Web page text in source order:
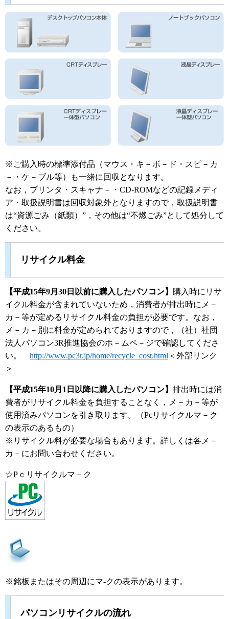
※ご購入時の標準添付品（マウス・キ－ボ－ド・スピ－カ
－・ケ－ブル等）も一緒に回収となります。
なお，プリンタ・スキャナ－・CD-ROMなどの記録メディ
ア・取扱説明書は回収対象外となりますので，取扱説明書
は“資源ごみ（紙類）”，その他は“不燃ごみ”として処分して
ください。
リサイクル料金
【平成15年9月30日以前に購入したパソコン】 購入時にリサ
イクル料金が含まれていないため，消費者が排出時にメ－
カ－等が定めるリサイクル料金の負担が必要です。なお，
メ－カ－別に料金が定められておりますので，（社）社団
法人パソコン3R推進協会のホ－ムペ－ジで確認してくださ
い。
http://www.pc3r.jp/home/recycle_cost.html ＜外部リンク
＞
【平成15年10月1日以降に購入したパソコン】 排出時には消
費者がリサイクル料金を負担することなく，メ－カ－等が
使用済みパソコンを引き取ります。（Pcリサイクルマ－ク
の表示のあるもの）
※リサイクル料が必要な場合もあります。詳しくは各メ－
カ－にお問い合わせください。
☆Pｃリサイクルマ－ク
※銘板またはその周辺にマ-クの表示があります。
パソコンリサイクルの流れ